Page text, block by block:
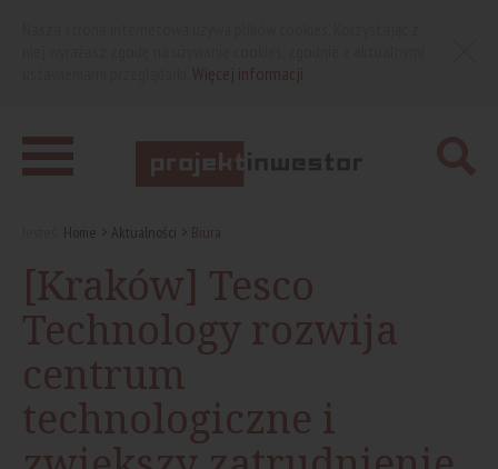
Home Aktualności Biura
[Kraków] Tesco
Technology rozwija
centrum
technologiczne i